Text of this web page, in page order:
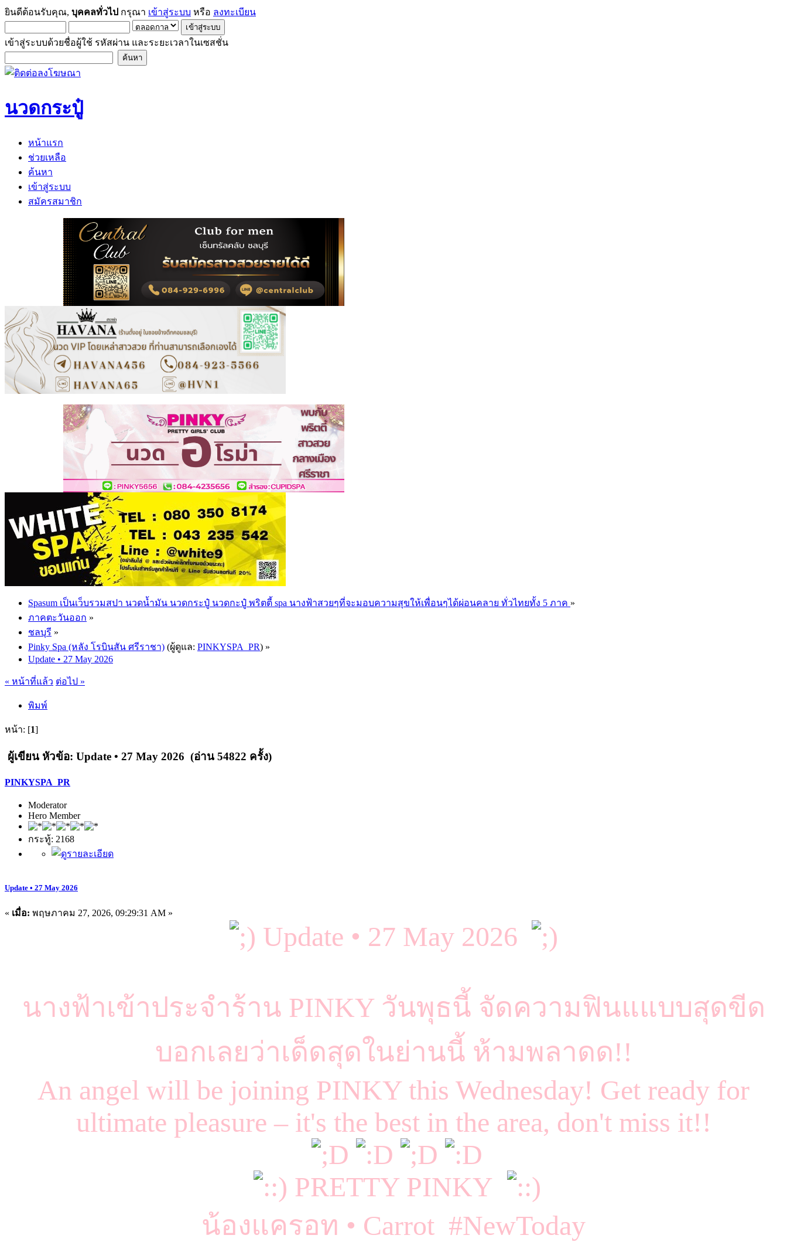
ยินดีต้อนรับคุณ, บุคคลทั่วไป กรุณา เข้าสู่ระบบ หรือ ลงทะเบียน
เข้าสู่ระบบด้วยชื่อผู้ใช้ รหัสผ่าน และระยะเวลาในเซสชั่น
นวดกระปู๋
หน้าแรก
ช่วยเหลือ
ค้นหา
เข้าสู่ระบบ
สมัครสมาชิก
Spasum เป็นเว็บรวมสปา นวดน้ำมัน นวดกระปู๋ นวดกะปู๋ พริตตี้ spa นางฟ้าสวยๆที่จะมอบความสุขให้เพื่อนๆได้ผ่อนคลาย ทั่วไทยทั้ง 5 ภาค »
ภาคตะวันออก »
ชลบุรี »
Pinky Spa (หลัง โรบินสัน ศรีราชา) (ผู้ดูแล: PINKYSPA_PR) »
Update • 27 May 2026
« หน้าที่แล้ว ต่อไป »
พิมพ์
หน้า: [1]
ผู้เขียน หัวข้อ: Update • 27 May 2026 (อ่าน 54822 ครั้ง)
PINKYSPA_PR
Moderator
Hero Member
กระทู้: 2168
Update • 27 May 2026
« เมื่อ: พฤษภาคม 27, 2026, 09:29:31 AM »
Update • 27 May 2026
นางฟ้าเข้าประจำร้าน PINKY วันพุธนี้ จัดความฟินแแบบสุดขีด
บอกเลยว่าเด็ดสุดในย่านนี้ ห้ามพลาดด!!
An angel will be joining PINKY this Wednesday! Get ready for
ultimate pleasure – it's the best in the area, don't miss it!!
PRETTY PINKY
น้องแครอท • Carrot #NewToday